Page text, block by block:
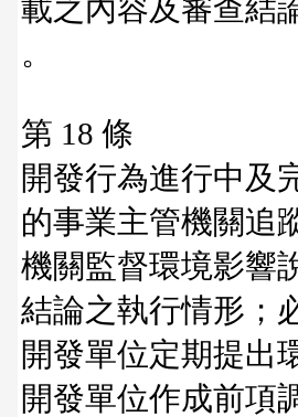
載之內容及審查結
。
第 18 條
開發行為進行中及
的事業主管機關追
機關監督環境影響
結論之執行情形；
開發單位定期提出
開發單位作成前項